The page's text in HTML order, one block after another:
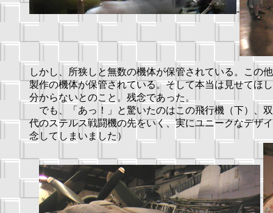
-
しかし、所狭しと無数の機体が保管されている。この
製作の機体が保管されている。そして本当は見せてほ
分からないとのこと。残念であった。
でも、「あっ！」と驚いたのはこの飛行機（下）、
代のステルス戦闘機の先をいく、実にユニークなデザ
念してしまいました）